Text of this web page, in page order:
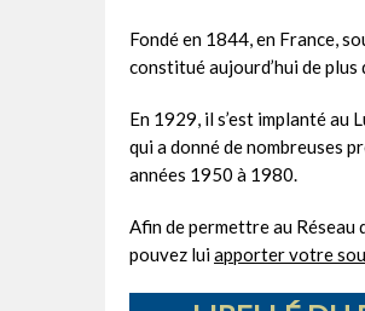
Fondé en 1844, en France,
constitué aujourd’hui de
En 1929, il s’est implanté au
qui a donné de nombreuses
années 1950 à 1980.
Afin de permettre au Réseau
pouvez luiapporter votre